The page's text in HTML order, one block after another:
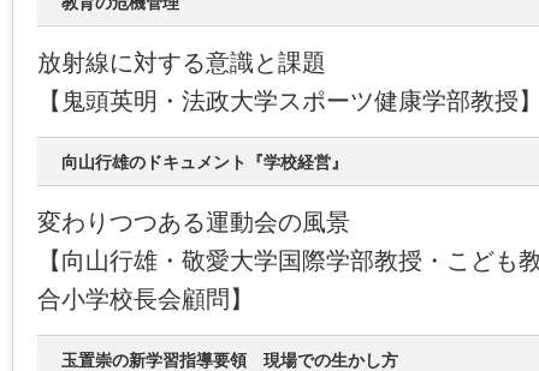
放射線に対する意識と課題
【鬼頭英明・法政大学スポーツ健康学部教授
向山行雄のドキュメント『学校経営』
変わりつつある運動会の風景
【向山行雄・敬愛大学国際学部教授・こども
合小学校長会顧問】
玉置崇の新学習指導要領 現場での生かし方